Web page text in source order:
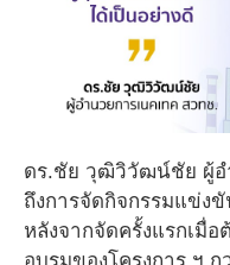
ดร.ชัย วุฒิวิวัฒน์ชัย ผู้อ
ถึงการจัดกิจกรรมแข่ง
หลังจากจัดครั้งแรกเมื่
อบรมของโครงการ ฯ